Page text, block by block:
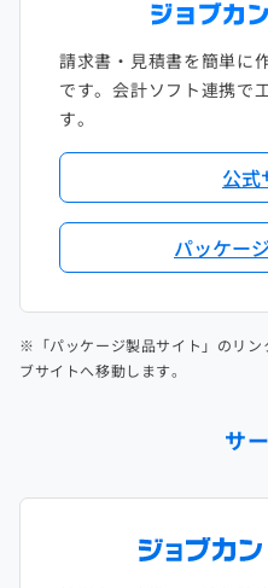
請求書・見積書を簡単に
です。会計ソフト連携で
す。
公式
パッケー
※「パッケージ製品サイト」のリン
ブサイトへ移動します。
サ